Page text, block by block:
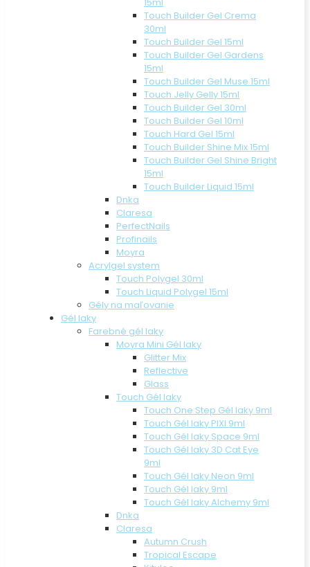
Touch Builder Gel Crema
30ml
Touch Builder Gel 15ml
Touch Builder Gel Gardens
15ml
Touch Builder Gel Muse 15ml
Touch Jelly Gelly 15ml
Touch Builder Gel 30ml
Touch Builder Gel 10ml
Touch Hard Gel 15ml
Touch Builder Shine Mix 15ml
Touch Builder Gel Shine Bright
15ml
Touch Builder Liquid 15ml
Dnka
Claresa
PerfectNails
Profinails
Moyra
Acrylgel system
Touch Polygel 30ml
Touch Liquid Polygel 15ml
Gély na maľovanie
Gél laky
Farebné gél laky
Moyra Mini Gél laky
Glitter Mix
Reflective
Glass
Touch Gél laky
Touch One Step Gél laky 9ml
Touch Gél laky PIXI 9ml
Touch Gél laky Space 9ml
Touch Gél laky 3D Cat Eye
9ml
Touch Gél laky Neon 9ml
Touch Gél laky 9ml
Touch Gél laky Alchemy 9ml
Dnka
Claresa
Autumn Crush
Tropical Escape